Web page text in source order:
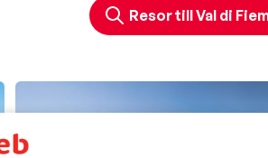
byar att välja mellan, var och
populära orterna, känd för sin
di Fiemme, från lyxiga spa-hotell till
italienskt byliv. Oavsett vilken ort
upplevelse, präglad av vacker
Resor till Val di